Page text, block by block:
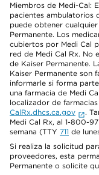
Miembros de Medi-Cal:
pacientes ambulatorios
puede obtener
Permanente. Los
cubiertos por Medi Cal
red de Medi Cal Rx. No
de Kaiser Permanente.
Kaiser Permanente son
informarle si forma
una farmacia de Medi
localizador de
CalRx.dhcs.ca.gov
.
Medi Cal Rx, al 1-800-
semana (TTY 711 de
Si realiza la solicitud
proveedores, esta
Permanente o solicite